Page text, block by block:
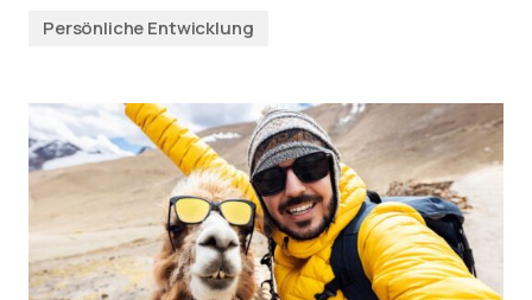
Persönliche Entwicklung